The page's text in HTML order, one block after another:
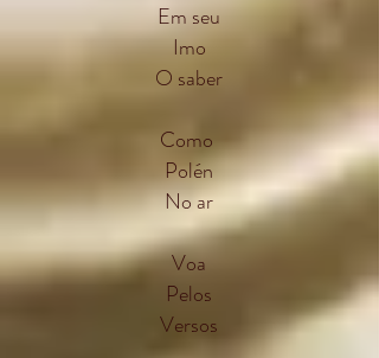
Em seu
Imo
O saber
Como
Polén
No ar
Voa
Pelos
Versos